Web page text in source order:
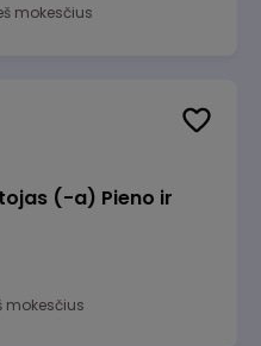
mokesčius
(-a) Pieno ir
mokesčius